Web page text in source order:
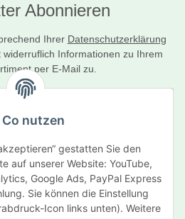
nutzen
gestatten Sie den
auf unserer Website: YouTube,
Google Ads, PayPal Express
Sie können die Einstellung
Icon links unten). Weitere
Abonnieren
Ihrer Datenschutzerklärung
Informationen zu Ihrem
per E-Mail zu.